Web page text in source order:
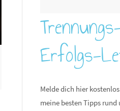
Erfolgs-
Melde dich hier
meine besten Tipps rund